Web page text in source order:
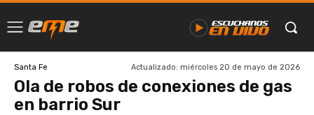
Santa Fe Actualizado: miércoles 20 de mayo de 2026
Ola de robos de conexiones de gas
en barrio Sur